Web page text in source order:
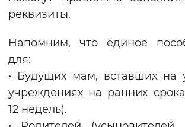
реквизиты.
Напомним, что единое
для:
• Будущих мам, вставших на
учреждениях на ранних
12 недель).